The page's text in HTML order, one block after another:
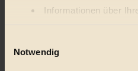
Informationen über
Ihr Gerät durch
Notwendig